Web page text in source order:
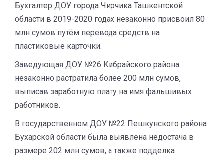
Бухгалтер ДОУ города Чирчика Ташкентской
области в 2019-2020 годах незаконно присвоил 80
млн сумов путём перевода средств на
пластиковые карточки.
Заведующая ДОУ №26 Кибрайского района
незаконно растратила более 200 млн сумов,
выписав заработную плату на имя фальшивых
работников.
В государственном ДОУ №22 Пешкунского района
Бухарской области была выявлена недостача в
размере 202 млн сумов, а также подделка